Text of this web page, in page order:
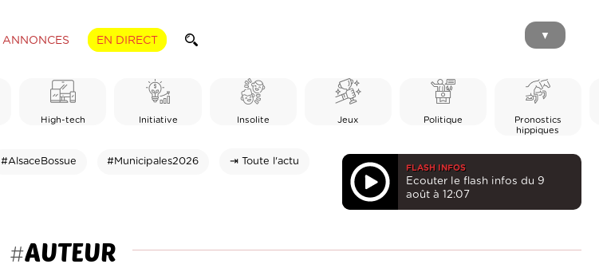
ANNONCES EN DIRECT ▼
High-tech Initiative Insolite Jeux Politique
Pronostics
hippiques
#AlsaceBossue #Municipales2026 ⇥ Toute l'actu
FLASH INFOS
Ecouter le flash infos du 9
août à 12:07
#AUTEUR